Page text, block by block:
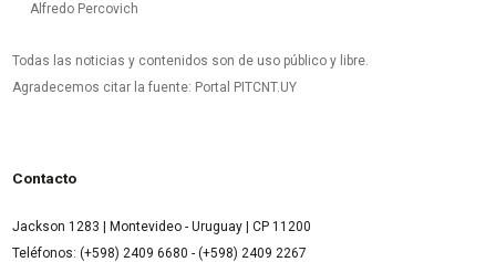
Alfredo Percovich
Todas las noticias y contenidos son de uso público y libre.
Agradecemos citar la fuente: Portal PITCNT.UY
Contacto
Jackson 1283 | Montevideo - Uruguay | CP 11200
Teléfonos: (+598) 2409 6680 - (+598) 2409 2267